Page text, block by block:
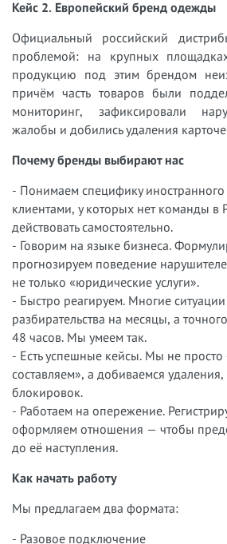
Кейс 2. Европейский бренд одежды
Официальный российский
проблемой: на крупных
продукцию под этим брендом
причём часть товаров были
мониторинг, зафиксировали
жалобы и добились удаления
Почему бренды выбирают нас
- Понимаем специфику иностранного
клиентами, у которых нет команды в
действовать самостоятельно.
- Говорим на языке бизнеса.
прогнозируем поведение
не только «юридические услуги».
- Быстро реагируем. Многие
разбирательства на месяцы, а
48 часов. Мы умеем так.
- Есть успешные кейсы. Мы не просто
составляем», а добиваемся
блокировок.
- Работаем на опережение.
оформляем отношения — чтобы
до её наступления.
Как начать работу
Мы предлагаем два формата:
- Разовое подключение